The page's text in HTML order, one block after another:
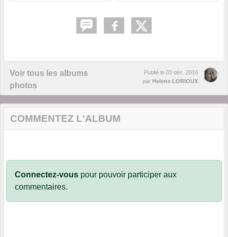
Voir tous les albums
photos
Publié le 03 déc. 2016
par Helene LORIOUX
COMMENTEZ L'ALBUM
Connectez-vous pour pouvoir participer aux
commentaires.